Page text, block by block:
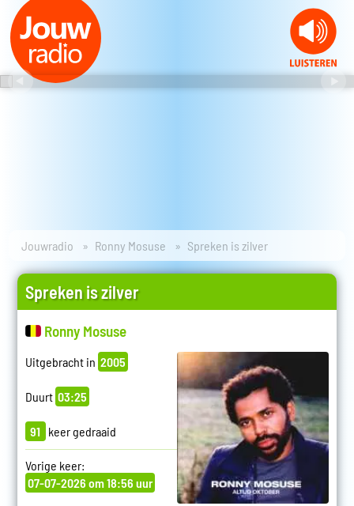
Jouwradio Ronny Mosuse Spreken is zilver
Spreken is zilver
Ronny Mosuse
Uitgebracht in 2005
Duurt 03:25
91 keer gedraaid
Vorige keer:
07-07-2026 om 18:56 uur